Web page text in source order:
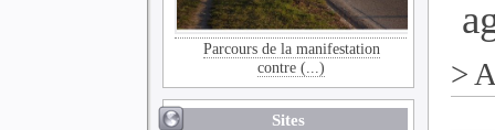
Parcours de la manifestation
contre (...)
Sites
>